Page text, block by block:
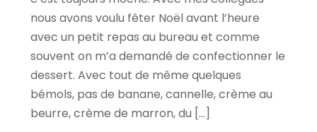
nous avons voulu fêter Noël avant l’heure
avec un petit repas au bureau et comme
souvent on m’a demandé de confectionner le
dessert. Avec tout de même quelques
bémols, pas de banane, cannelle, crème au
beurre, crème de marron, du […]